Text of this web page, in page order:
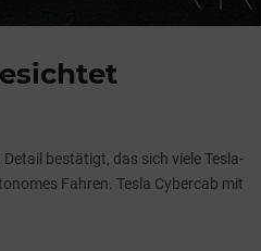
bestätigt, das sich viele Tesla-
Fahren. Tesla Cybercab mit